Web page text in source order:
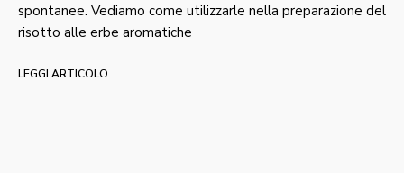
spontanee. Vediamo come utilizzarle nella preparazione del
risotto alle erbe aromatiche
LEGGI ARTICOLO